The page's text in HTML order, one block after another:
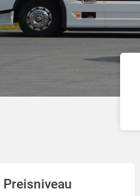
Preisniveau